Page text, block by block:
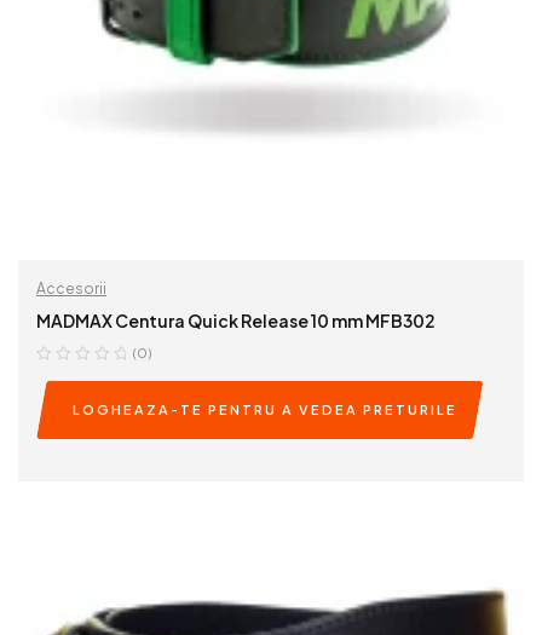
Accesorii
MADMAX Centura Quick Release 10 mm MFB302
(0)
LOGHEAZA-TE PENTRU A VEDEA PRETURILE